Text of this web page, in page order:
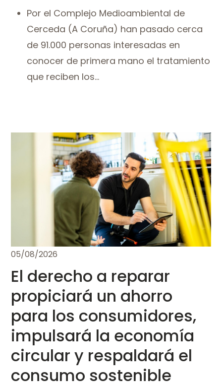
Por el Complejo Medioambiental de
Cerceda (A Coruña) han pasado cerca
de 91.000 personas interesadas en
conocer de primera mano el tratamiento
que reciben los...
05/08/2026
El derecho a reparar
propiciará un ahorro
para los consumidores,
impulsará la economía
circular y respaldará el
consumo sostenible